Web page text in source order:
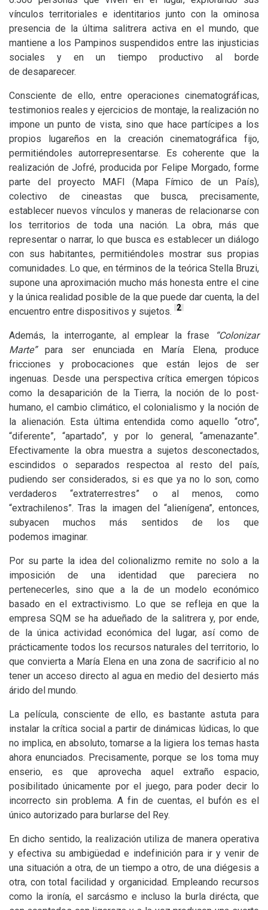
vínculos territoriales e identitarios junto con la ominosa
presencia de la última salitrera activa en el mundo, que
mantiene a los Pampinos suspendidos entre las injusticias
sociales y en un tiempo productivo al borde
de desaparecer.
Consciente de ello, entre operaciones cinematográficas,
testimonios reales y ejercicios de montaje, la realización no
impone un punto de vista, sino que hace partícipes a los
propios lugareños en la creación cinematográfica fijo,
permitiéndoles autorrepresentarse. Es coherente que la
realización de Jofré, producida por Felipe Morgado, forme
parte del proyecto MAFI (Mapa Fímico de un País),
colectivo de cineastas que busca, precisamente,
establecer nuevos vínculos y maneras de relacionarse con
los territorios de toda una nación. La obra, más que
representar o narrar, lo que busca es establecer un diálogo
con sus habitantes, permitiéndoles mostrar sus propias
comunidades. Lo que, en términos de la teórica Stella Bruzi,
supone una aproximación mucho más honesta entre el cine
y la única realidad posible de la que puede dar cuenta, la del
encuentro entre dispositivos y sujetos.
2
Además, la interrogante, al emplear la frase
“Colonizar
Marte”para ser enunciada en María Elena, produce
fricciones y probocaciones que están lejos de ser
ingenuas. Desde una perspectiva crítica emergen tópicos
como la desaparición de la Tierra, la noción de lo post-
humano, el cambio climático, el colonialismo y la noción de
la alienación. Esta última entendida como aquello “otro”,
“diferente”, “apartado”, y por lo general, “amenazante”.
Efectivamente la obra muestra a sujetos desconectados,
escindidos o separados respectoa al resto del país,
pudiendo ser considerados, si es que ya no lo son, como
verdaderos “extraterrestres” o al menos, como
“extrachilenos”. Tras la imagen del “alienígena”, entonces,
subyacen muchos más sentidos de los que
podemos imaginar.
Por su parte la idea del colionalizmo remite no solo a la
imposición de una identidad que pareciera no
pertenecerles, sino que a la de un modelo económico
basado en el extractivismo. Lo que se refleja en que la
empresaSQM se ha adueñado de la salitrera y, por ende,
de la única actividad económica del lugar, así como de
prácticamente todos los recursos naturales del territorio, lo
que convierta a María Elena en una zona de sacrificio al no
tener un acceso directo al agua en medio del desierto más
árido del mundo.
La película, consciente de ello, es bastante astuta para
instalar la crítica social a partir de dinámicas lúdicas, lo que
no implica, en absoluto, tomarse a la ligiera los temas hasta
ahora enunciados. Precisamente, porque se los toma muy
enserio, es que aprovecha aquel extraño espacio,
posibilitado únicamente por el juego, para poder decir lo
incorrecto sin problema. A fin de cuentas, el bufón es el
único autorizado para burlarse del Rey.
En dicho sentido, la realización utiliza de manera operativa
y efectiva su ambigüedad e indefinición para ir y venir de
una situación a otra, de un tiempo a otro, de una diégesis a
otra, con total facilidad y organicidad. Empleando recursos
como la ironía, el sarcásmo e incluso la burla dirécta, que